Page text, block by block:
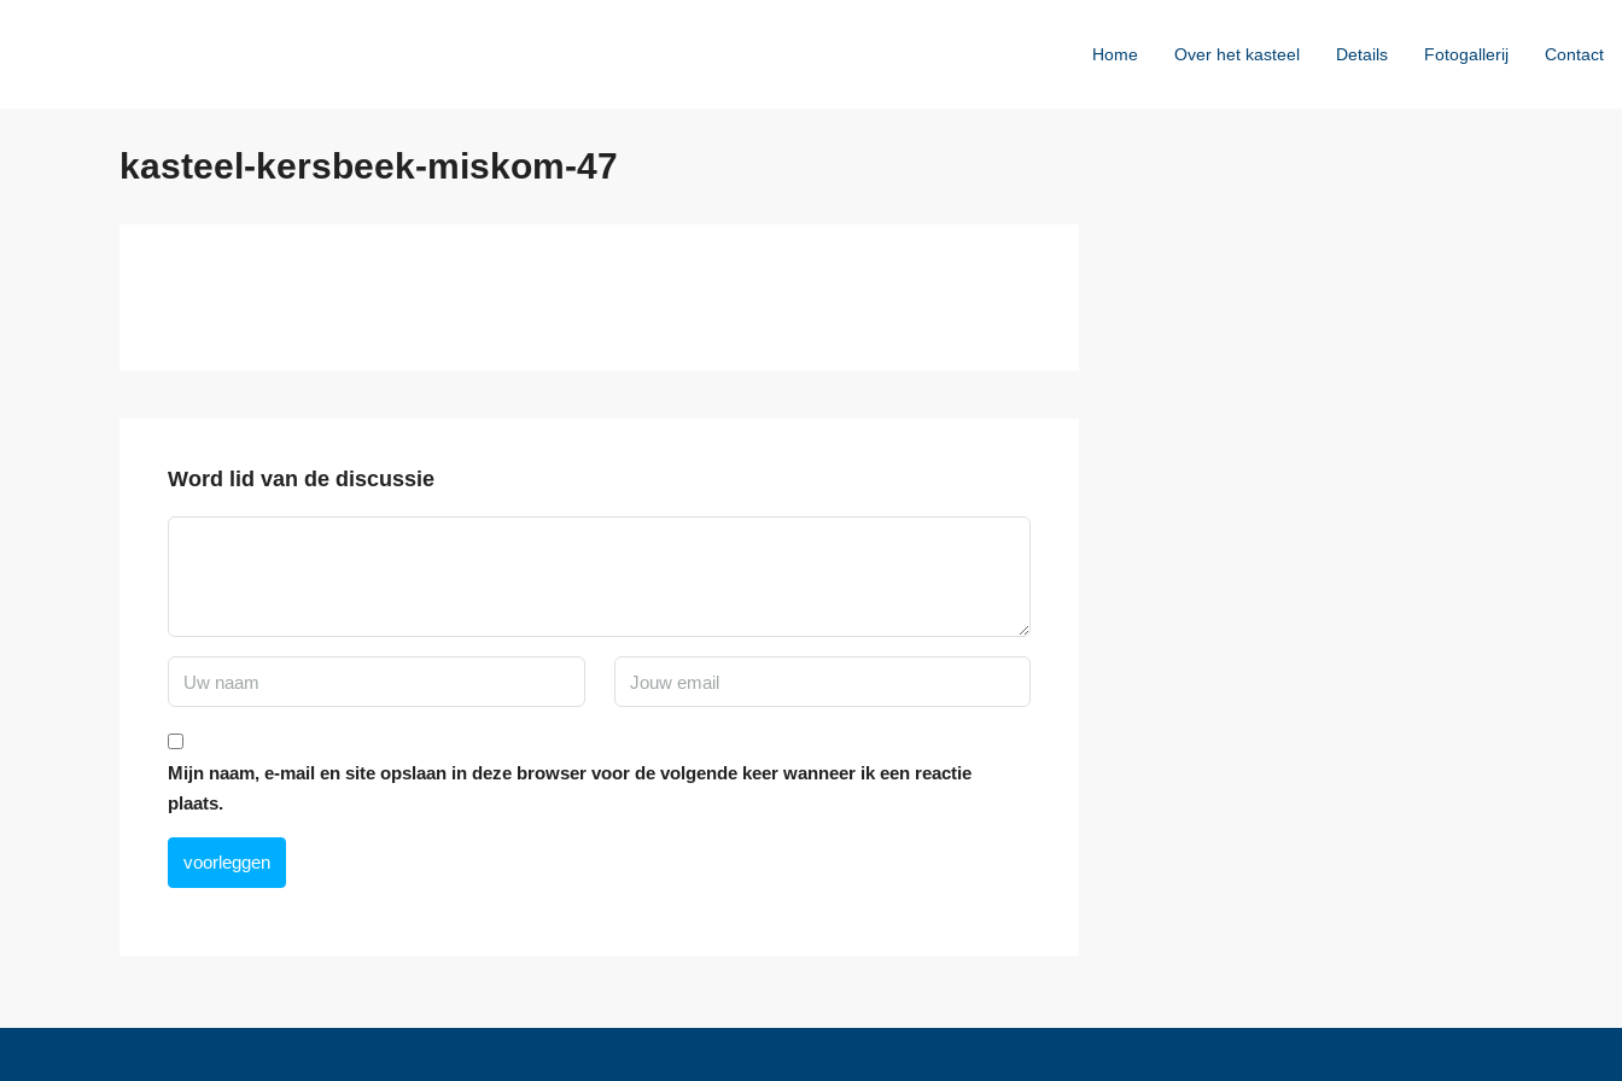
Home Over het kasteel Details Fotogallerij Contact
kasteel-kersbeek-miskom-47
Word lid van de discussie
Mijn naam, e-mail en site opslaan in deze browser voor de volgende keer wanneer ik een reactie
plaats.
voorleggen